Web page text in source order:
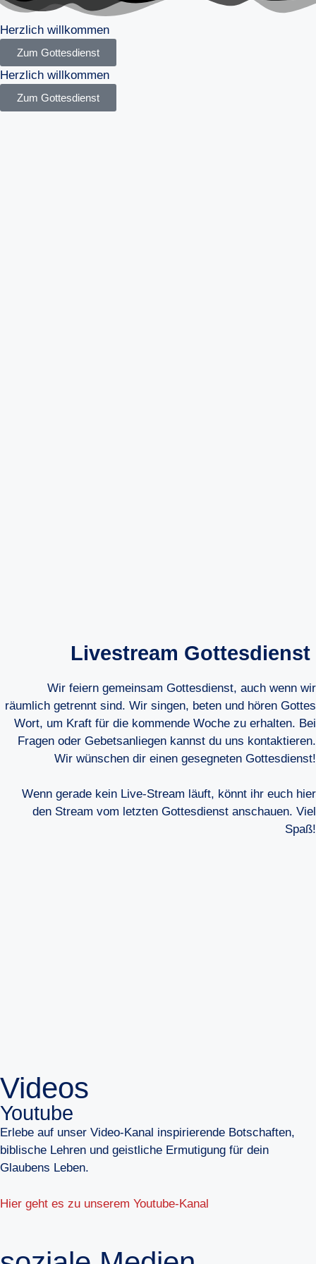
Herzlich willkommen
Zum Gottesdienst
Herzlich willkommen
Zum Gottesdienst
Livestream Gottesdienst
Wir feiern gemeinsam Gottesdienst, auch wenn wir
räumlich getrennt sind. Wir singen, beten und hören Gottes
Wort, um Kraft für die kommende Woche zu erhalten. Bei
Fragen oder Gebetsanliegen kannst du uns kontaktieren.
Wir wünschen dir einen gesegneten Gottesdienst!
Wenn gerade kein Live-Stream läuft, könnt ihr euch hier
den Stream vom letzten Gottesdienst anschauen. Viel
Spaß!
Videos
Youtube
Erlebe auf unser Video-Kanal inspirierende Botschaften,
biblische Lehren und geistliche Ermutigung für dein
Glaubens Leben.
Hier geht es zu unserem Youtube-Kanal